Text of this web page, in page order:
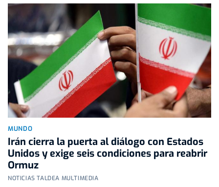
MUNDO
Irán cierra la puerta al diálogo con Estados
Unidos y exige seis condiciones para reabrir
Ormuz
NOTICIAS TALDEA MULTIMEDIA